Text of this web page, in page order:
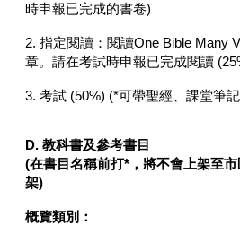
時申報已完成的書卷)
2. 指定閱讀：閱讀One Bible Many
章。請在考試時申報已完成閱讀
3. 考試 (50%) (*可帶聖經、課堂筆
D. 教科書及參考書目
(在書目名稱前打*，將不會 上架至
架)
概覽類別：